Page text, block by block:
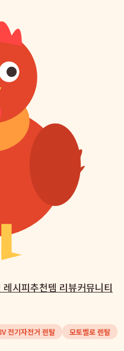
레시피추천템 리뷰커뮤니티
전기자전거 렌탈
모토벨로 렌탈